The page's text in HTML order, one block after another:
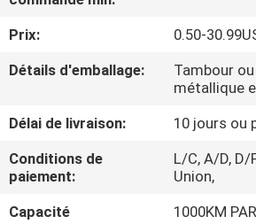
DE
NOUS
D'USINE
CONTRÔLE
DE
Prix:
0.50-
Détails d'emballage:
Tambour
métallique
Délai de livraison:
10 jours ou
Conditions de
paiement:
L/C, A/D, D/
Union,
Capacité
1000KM